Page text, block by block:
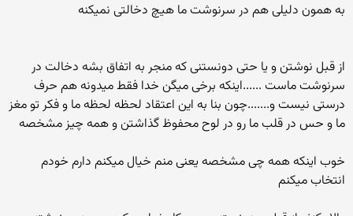
به همون دلیلی هم در سرنوشت ما هیچ دخالتی نمیکنه
از قبل نوشتن و یا حتی دونستنی که منجر به اتفاق بشه دخالت در
سرنوشت ماست ......اینکه برخی میگن خدا فقط میدونه هم حرف
درستی نیست و.......چون بنا به این اعتقاد لحظه لحظه ما و فکر تو مغز
ما و حس در قلب ما رو در لوح محفوظ گذاشتن و همه چیز مشخصه
خوب اینکه همه چی مشخصه یعنی منم خیال میکنم دارم خودم
انتخاب میکنم